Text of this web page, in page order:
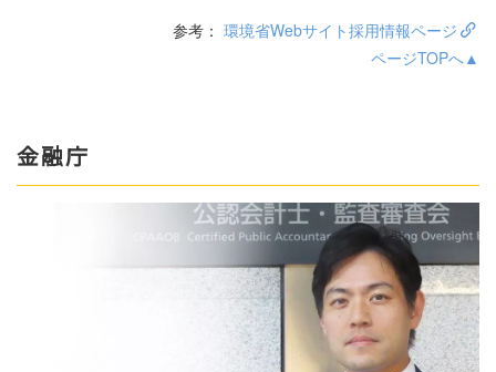
参考： 環境省Webサイト採用情報ページ
ページTOPへ▲
金融庁